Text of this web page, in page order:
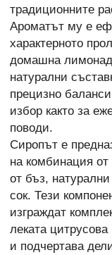
традиционните
Ароматът му е
характерното
домашна
натурални
прецизно
избор както за
поводи.
Сиропът е
на комбинация от
от бъз,
сок. Тези
изграждат
леката
и подчертава